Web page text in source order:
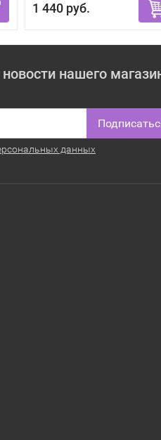
1 440 руб.
нашего
данных